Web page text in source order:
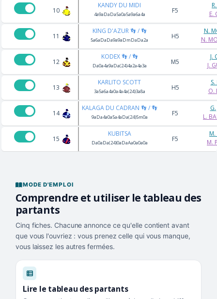
10
KANDY DU MIDI
4a9aDaDa5a0a5a9a6a4a F5
E.
11
KING D'AZUR 👣 / 👣
5a6aDaDa9a9aDmDaDa2a H5
N.
N.
12
KODEX 👣 / 👣
Da0a4a9aDa(24)4a2a4a3a M5
J.
J.
13
KARLITO SCOTT
3a5a6a4a0a4a4a(24)3a8a H5
O.
14
KALAGA DU CADRAN 👣 / 👣
9aDa4a0a5a4aDa(24)5m0a F5
L.
15
KUBITSA
Da0aDa(24)0aDaAa0a0a0a F5
M.
M.
MODE D'EMPLOI
Comprendre et utiliser le tableau des
partants
Cinq fiches. Chacune annonce ce qu'elle contient avant
que vous l'ouvriez : vous prenez celle qui vous manque,
vous laissez les autres fermées.
Lire le tableau des partants